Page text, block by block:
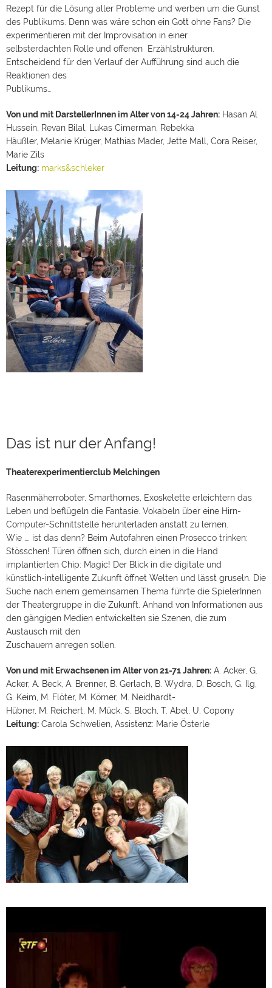
des Publikums. Denn was wäre schon ein Gott ohne Fans? Die
experimentieren mit der Improvisation in einer
selbsterdachten Rolle und offenen Erzählstrukturen.
Entscheidend für den Verlauf der Aufführung sind auch die
Reaktionen des
Publikums…
Hussein, Revan Bilal, Lukas Cimerman, Rebekka
Häußler, Melanie Krüger, Mathias Mader, Jette Mall, Cora Reiser,
Marie Zils
Leitung: marks&schleker
Leben und beflügeln die Fantasie. Vokabeln über eine Hirn-
Computer-Schnittstelle herunterladen anstatt zu lernen.
Wie …. ist das denn? Beim Autofahren einen Prosecco trinken:
Stösschen! Türen öffnen sich, durch einen in die Hand
implantierten Chip: Magic! Der Blick in die digitale und
künstlich-intelligente Zukunft öffnet Welten und lässt gruseln. Die
Suche nach einem gemeinsamen Thema führte die SpielerInnen
der Theatergruppe in die Zukunft. Anhand von Informationen aus
den gängigen Medien entwickelten sie Szenen, die zum
Austausch mit den
Zuschauern anregen sollen.
Acker, A. Beck, A. Brenner, B. Gerlach, B. Wydra, D. Bosch, G. Ilg,
G. Keim, M. Flöter, M. Körner, M. Neidhardt-
Hübner, M. Reichert, M. Mück, S. Bloch, T. Abel, U. Copony
Leitung: Carola Schwelien, Assistenz: Marie Österle